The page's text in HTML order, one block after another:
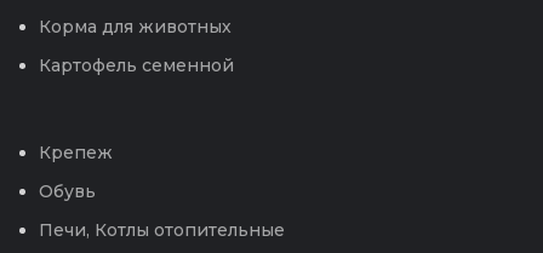
Корма для животных
Картофель семенной
Крепеж
Обувь
Печи, Котлы отопительные